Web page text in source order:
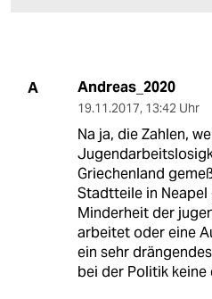
A Andreas_2020
19.11.2017, 13:42 Uhr
Na ja, die Zahlen,
Griechenland
Stadtteile in
Minderheit der
arbeitet oder eine
ein sehr
bei der Politik